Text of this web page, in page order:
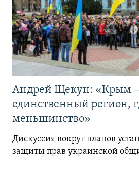
Андрей Щекун: «Крым –
единственный регион,
меньшинство»
Дискуссия вокруг планов
защиты прав украинской